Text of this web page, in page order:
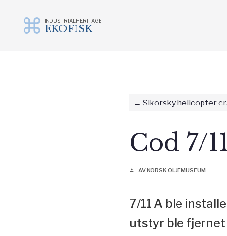
INDUSTRIAL HERITAGE
EKOFISK
Sikorsky helicopter
Cod 7/
person AV NORSK OLJEMUSEUM
7/11 A ble
utstyr ble